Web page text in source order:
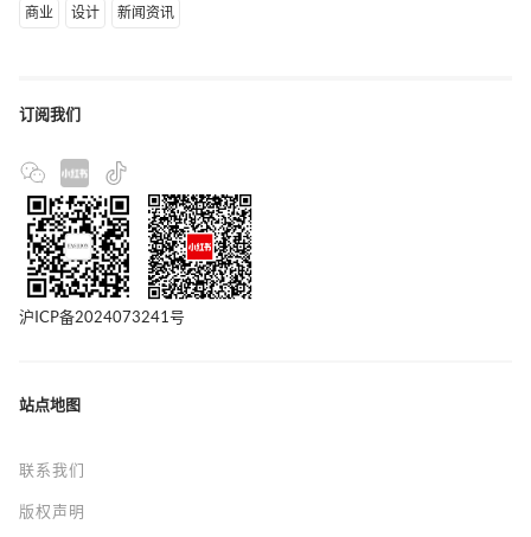
商业 设计 新闻资讯
订阅我们
沪ICP备2024073241号
站点地图
联系我们
版权声明